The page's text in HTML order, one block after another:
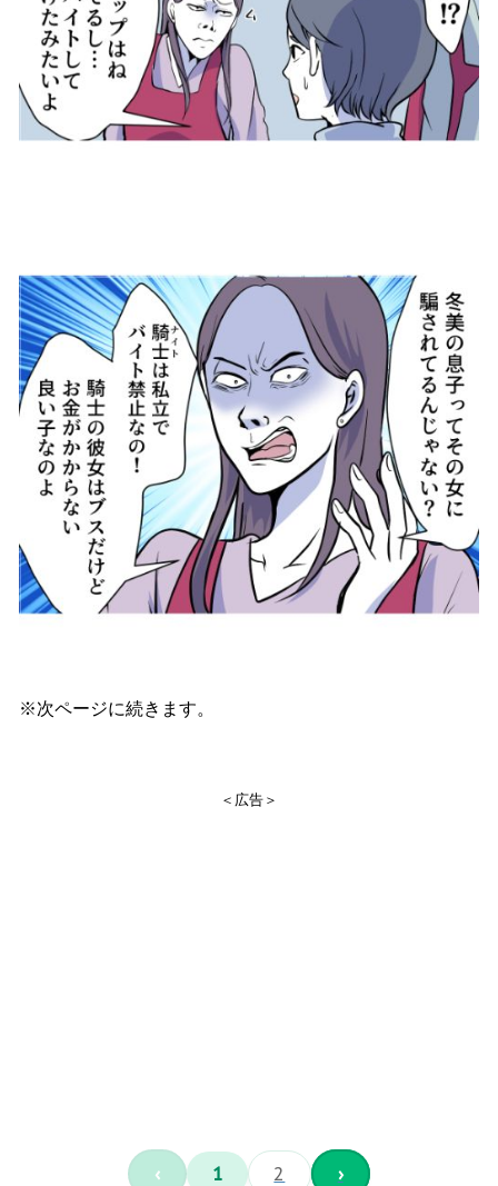
※次ページに続きます。
＜広告＞
‹ 1 2 ›